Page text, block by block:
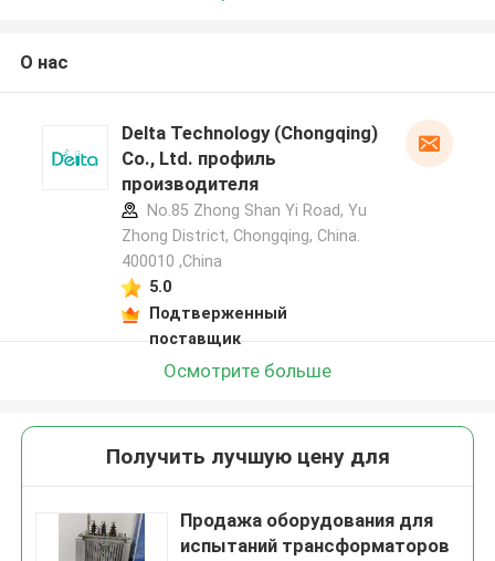
О нас
Delta Technology (Chongqing)
Co., Ltd. профиль
производителя
No.85 Zhong Shan Yi Road, Yu
Zhong District, Chongqing, China.
400010 ,China
5.0
Подтверженный
поставщик
Осмотрите больше
Получить лучшую цену для
Продажа оборудования для
испытаний трансформаторов